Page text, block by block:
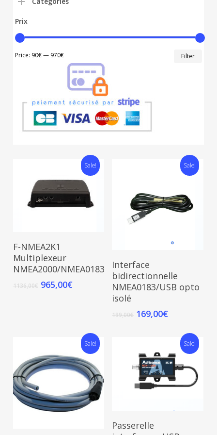
Prix
Filter
Price: 90€— 970€
Sale!
Read More
F-NMEA2K1
Multiplexeur
NMEA2000/NMEA0183
1136,00€ 965,00€
Sale!
Interface
bidirectionnelle
NMEA0183/USB opto
isolé
199,00€ 169,00€
Sale! Sale!
Read More
Passerelle